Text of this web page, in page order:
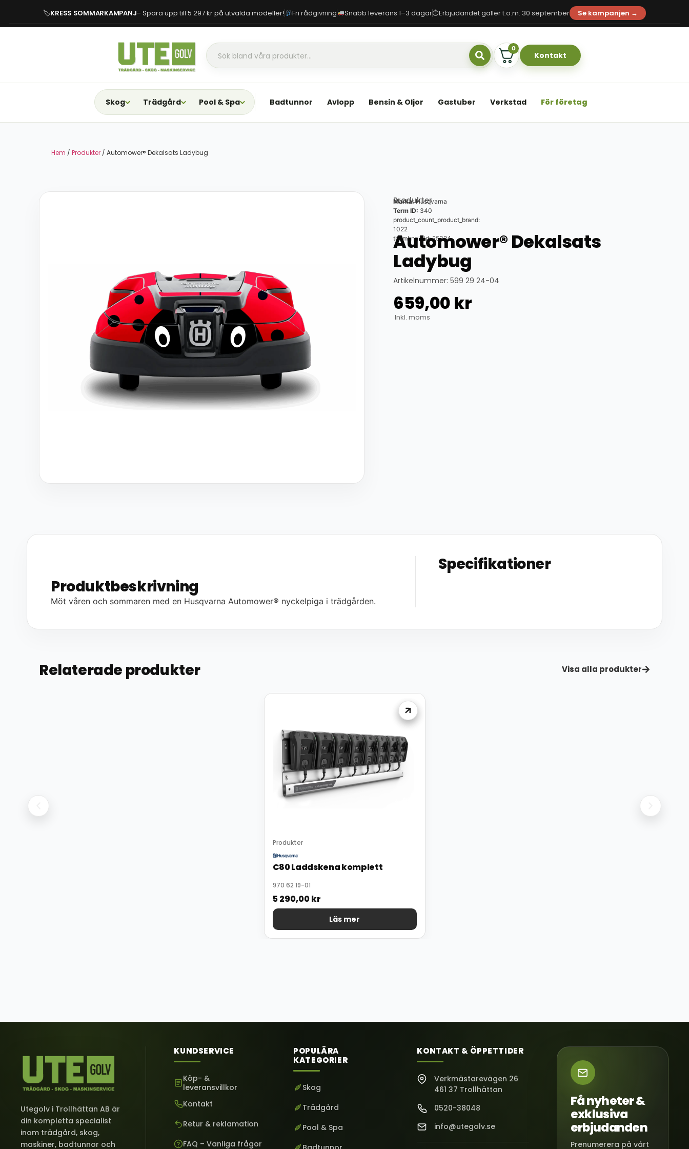
🏷KRESS SOMMARKAMPANJ– Spara upp till 5 297 kr på utvalda modeller! Fri rådgivning Snabb leverans 1–3 dagar⏱Erbjudandet gäller t.o.m. 30 september Se kampanjen →
0
Kontakt
Skog Trädgård Pool & Spa Badtunnor Avlopp Bensin & Oljor Gastuber Verkstad För företag
Hem / Produkter / Automower® Dekalsats Ladybug
Produkter
Marka:Husqvarna
Term ID: 340
product_count_product_brand:
1022
thumbnail_id: 25324
Automower® Dekalsats
Ladybug
Artikelnummer: 599 29 24-04
659,00 kr
Inkl. moms
Produktbeskrivning
Möt våren och sommaren med en Husqvarna Automower® nyckelpiga i trädgården.
Specifikationer
Relaterade produkter Visa alla produkter
Produkter
C80 Laddskena komplett
970 62 19-01
5 290,00kr
Läs mer
Utegolv i Trollhättan AB är
din kompletta specialist
inom trädgård, skog,
maskiner, badtunnor och
KUNDSERVICE
Köp- &
leveransvillkor
Kontakt
Retur & reklamation
FAQ – Vanliga frågor
POPULÄRA
KATEGORIER
Skog
Trädgård
Pool & Spa
KONTAKT & ÖPPETTIDER
Verkmästarevägen 26
461 37 Trollhättan
0520-38048
info@utegolv.se
Få nyheter &
exklusiva
erbjudanden
Prenumerera på vårt